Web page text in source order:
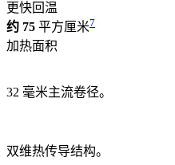
更快回温
约 75 平方厘米7
加热面积
32 毫米主流卷径。
双维热传导结构。